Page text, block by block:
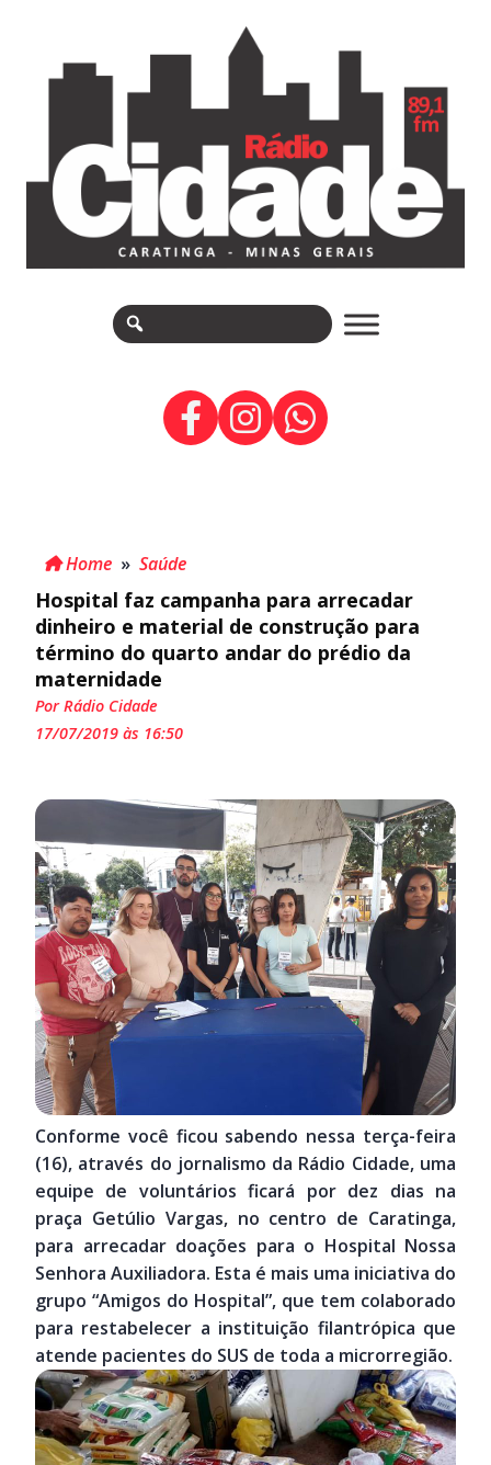
Home » Saúde
Hospital faz campanha para arrecadar
dinheiro e material de construção para
término do quarto andar do prédio da
maternidade
Por Rádio Cidade
17/07/2019 às 16:50
Conforme você ficou sabendo nessa terça-feira
(16), através do jornalismo da Rádio Cidade, uma
equipe de voluntários ficará por dez dias na
praça Getúlio Vargas, no centro de Caratinga,
para arrecadar doações para o Hospital Nossa
Senhora Auxiliadora. Esta é mais uma iniciativa do
grupo “Amigos do Hospital”, que tem colaborado
para restabelecer a instituição filantrópica que
atende pacientes do SUS de toda a microrregião.